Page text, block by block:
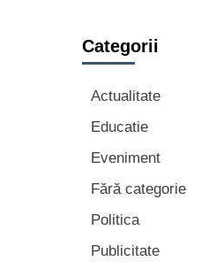
Categorii
Actualitate
Educatie
Eveniment
Fără categorie
Politica
Publicitate